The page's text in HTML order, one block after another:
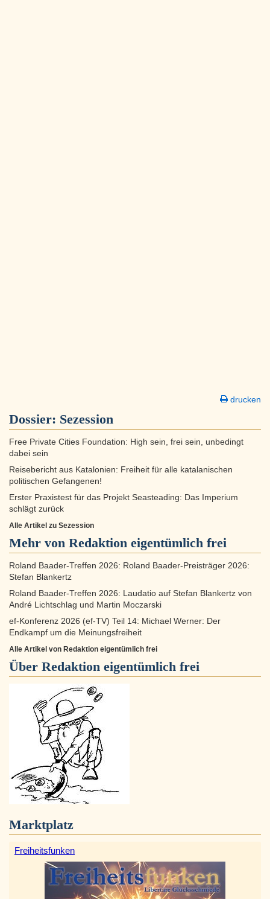
drucken
Dossier: Sezession
Free Private Cities Foundation: High sein, frei sein, unbedingt
dabei sein
Reisebericht aus Katalonien: Freiheit für alle katalanischen
politischen Gefangenen!
Erster Praxistest für das Projekt Seasteading: Das Imperium
schlägt zurück
Alle Artikel zu Sezession
Mehr von Redaktion eigentümlich frei
Roland Baader-Treffen 2026: Roland Baader-Preisträger 2026:
Stefan Blankertz
Roland Baader-Treffen 2026: Laudatio auf Stefan Blankertz von
André Lichtschlag und Martin Moczarski
ef-Konferenz 2026 (ef-TV) Teil 14: Michael Werner: Der
Endkampf um die Meinungsfreiheit
Alle Artikel von Redaktion eigentümlich frei
Über Redaktion eigentümlich frei
Marktplatz
Freiheitsfunken